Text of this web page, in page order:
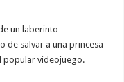
un laberinto
de salvar a una princesa
popular videojuego.